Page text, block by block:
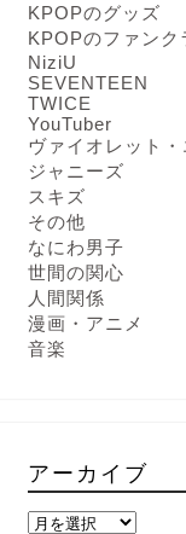
KPOPのグッズ
KPOPのファンク
NiziU
SEVENTEEN
TWICE
YouTuber
ヴァイオレット
ジャニーズ
スキズ
その他
なにわ男子
世間の関心
人間関係
漫画・アニメ
音楽
アーカイブ